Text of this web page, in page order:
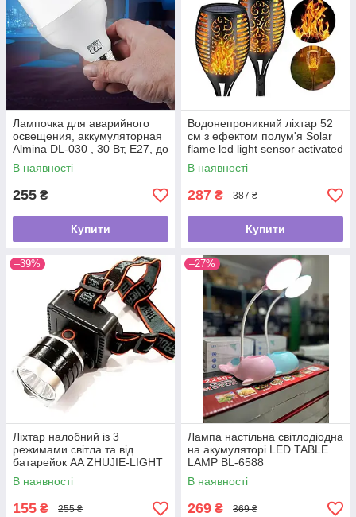
Лампочка для аварийного
освещения, аккумуляторная
Almina DL-030 , 30 Вт, Е27, до
3 часов работы
В наявності
255 ₴
Купити
Водонепроникний ліхтар 52
см з ефектом полум'я Solar
flame led light sensor activated
В наявності
287 ₴ 387 ₴
Купити
–39%
Ліхтар налобний із 3
режимами світла та від
батарейок AA ZHUJIE-LIGHT
ZJ-1707
В наявності
155 ₴ 255 ₴
–27%
Лампа настільна світлодіодна
на акумуляторі LED TABLE
LAMP BL-6588
В наявності
269 ₴ 369 ₴